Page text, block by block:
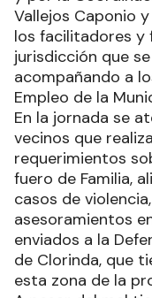
Vallejos Caponio
los facilitadores y
jurisdicción que
acompañando a
Empleo de la
En la jornada se
vecinos que
requerimientos
fuero de Familia,
casos de
asesoramientos
enviados a la
de Clorinda, que
esta zona de la